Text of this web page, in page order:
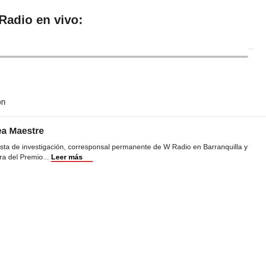
en vivo:
Maestre
de investigación, corresponsal permanente de W Radio en Barranquilla y
del Premio... Leer más